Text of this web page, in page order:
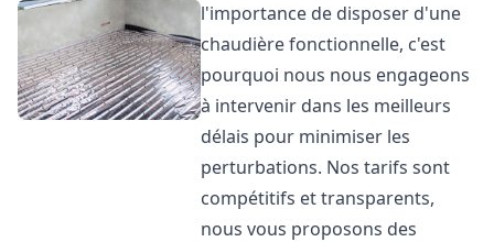
l'importance de disposer d'une
chaudière fonctionnelle, c'est
pourquoi nous nous engageons
à intervenir dans les meilleurs
délais pour minimiser les
perturbations. Nos tarifs sont
compétitifs et transparents,
nous vous proposons des